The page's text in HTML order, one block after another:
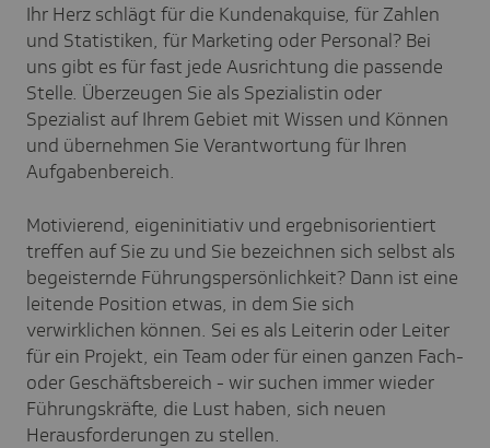
Ihr Herz schlägt für die Kundenakquise, für Zahlen
und Statistiken, für Marketing oder Personal? Bei
uns gibt es für fast jede Ausrichtung die passende
Stelle. Überzeugen Sie als Spezialistin oder
Spezialist auf Ihrem Gebiet mit Wissen und Können
und übernehmen Sie Verantwortung für Ihren
Aufgabenbereich.
Motivierend, eigeninitiativ und ergebnisorientiert
treffen auf Sie zu und Sie bezeichnen sich selbst als
begeisternde Führungspersönlichkeit? Dann ist eine
leitende Position etwas, in dem Sie sich
verwirklichen können. Sei es als Leiterin oder Leiter
für ein Projekt, ein Team oder für einen ganzen Fach-
oder Geschäftsbereich - wir suchen immer wieder
Führungskräfte, die Lust haben, sich neuen
Herausforderungen zu stellen.